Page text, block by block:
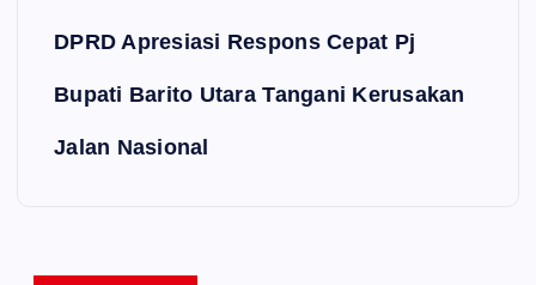
DPRD Apresiasi Respons Cepat Pj
Bupati Barito Utara Tangani Kerusakan
Jalan Nasional